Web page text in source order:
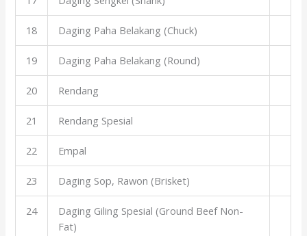
18 Daging Paha Belakang (Chuck)
19 Daging Paha Belakang (Round)
20 Rendang
21 Rendang Spesial
22 Empal
23 Daging Sop, Rawon (Brisket)
24
Daging Giling Spesial (Ground Beef Non-
Fat)